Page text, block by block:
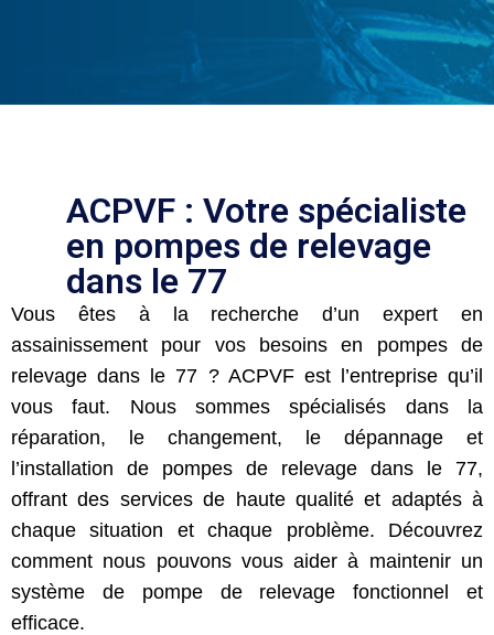
ACPVF : Votre spécialiste
en pompes de relevage
dans le 77
Vous êtes à la recherche d’un expert en
assainissement pour vos besoins en pompes de
relevage dans le 77 ? ACPVF est l’entreprise qu’il
vous faut. Nous sommes spécialisés dans la
réparation, le changement, le dépannage et
l’installation de pompes de relevage dans le 77,
offrant des services de haute qualité et adaptés à
chaque situation et chaque problème. Découvrez
comment nous pouvons vous aider à maintenir un
système de pompe de relevage fonctionnel et
efficace.